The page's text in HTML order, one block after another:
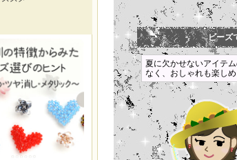
ビーズ
夏に欠かせないアイテ
なく、おしゃれも楽し